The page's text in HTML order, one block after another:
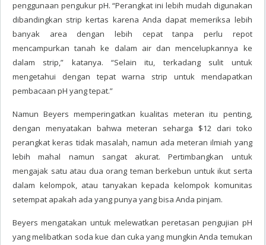
penggunaan pengukur pH. “Perangkat ini lebih mudah digunakan
dibandingkan strip kertas karena Anda dapat memeriksa lebih
banyak area dengan lebih cepat tanpa perlu repot
mencampurkan tanah ke dalam air dan mencelupkannya ke
dalam strip,” katanya. “Selain itu, terkadang sulit untuk
mengetahui dengan tepat warna strip untuk mendapatkan
pembacaan pH yang tepat.”
Namun Beyers memperingatkan kualitas meteran itu penting,
dengan menyatakan bahwa meteran seharga $12 dari toko
perangkat keras tidak masalah, namun ada meteran ilmiah yang
lebih mahal namun sangat akurat. Pertimbangkan untuk
mengajak satu atau dua orang teman berkebun untuk ikut serta
dalam kelompok, atau tanyakan kepada kelompok komunitas
setempat apakah ada yang punya yang bisa Anda pinjam.
Beyers mengatakan untuk melewatkan peretasan pengujian pH
yang melibatkan soda kue dan cuka yang mungkin Anda temukan